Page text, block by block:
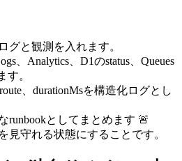
グと観測を入れます。
、Analytics、D1のstatus、Queues
す。
、durationMsを構造化ログとし
runbookとしてまとめます 🚨
見守れる状態にすることです。